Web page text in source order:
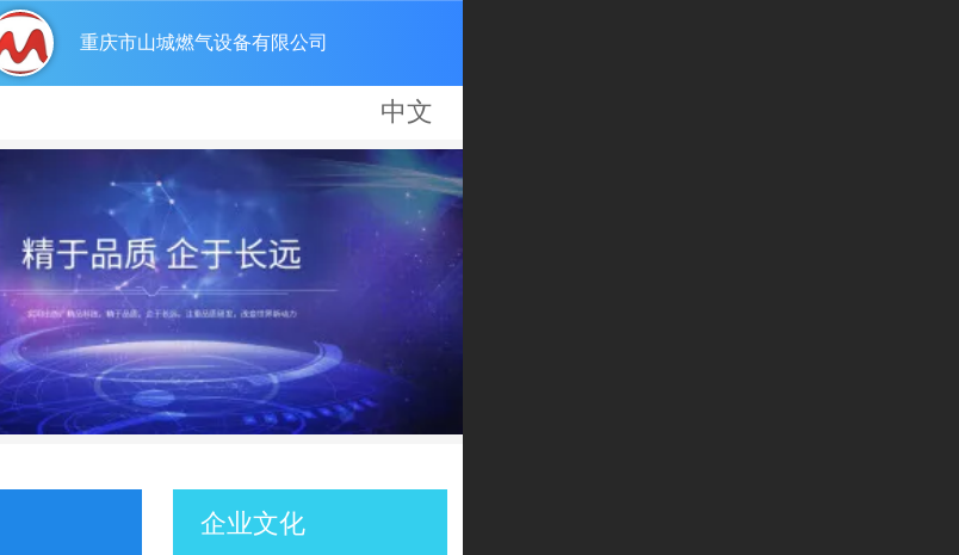
重庆市山城燃气设备有限公司
中文
中文
English
Español
русский
企业文化